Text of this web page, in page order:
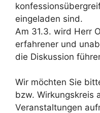
eingeladen sind.
Am 31.3. wird Herr
erfahrener und
die Diskussion
Wir möchten Sie
bzw. Wirkungskreis
Veranstaltungen